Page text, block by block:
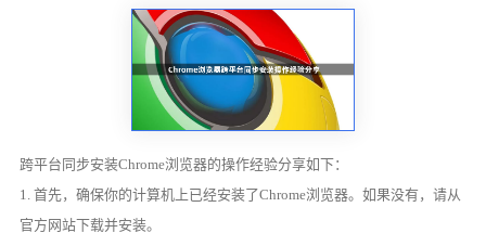
跨平台同步安装Chrome浏览器的操作经验分享如下：
1. 首先，确保你的计算机上已经安装了Chrome浏览器。如果没有，请从
官方网站下载并安装。